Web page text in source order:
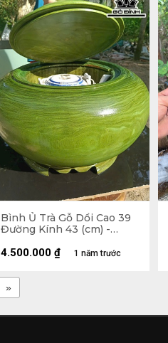
Bình Ủ Trà Gỗ Dổi Cao 39
Đường Kính 43 (cm) -
1 năm trước
4.500.000 ₫
»